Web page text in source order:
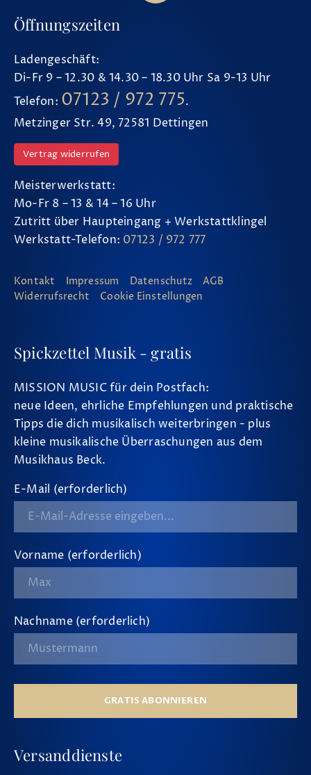
Öffnungszeiten
Ladengeschäft:
Di-Fr 9 – 12.30 & 14.30 – 18.30 Uhr Sa 9-13 Uhr
Telefon: 07123 / 972 775.
Metzinger Str. 49, 72581 Dettingen
Vertrag widerrufen
Meisterwerkstatt:
Mo-Fr 8 – 13 & 14 – 16 Uhr
Zutritt über Haupteingang + Werkstattklingel
Werkstatt-Telefon: 07123 / 972 777
Kontakt Impressum Datenschutz
AGB
Widerrufsrecht
Cookie Einstellungen
Spickzettel Musik - gratis
MISSION MUSIC für dein Postfach:
neue Ideen, ehrliche Empfehlungen und praktische
Tipps die dich musikalisch weiterbringen - plus
kleine musikalische Überraschungen aus dem
Musikhaus Beck.
E-Mail (erforderlich)
Vorname (erforderlich)
Nachname (erforderlich)
GRATIS ABONNIEREN
Versanddienste